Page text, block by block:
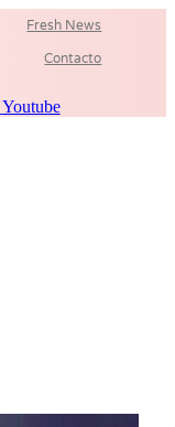
Fresh News
Contacto
Youtube